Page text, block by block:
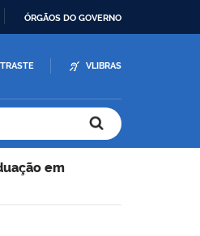
ÓRGÃOS DO GOVERNO
VLIBRAS
em